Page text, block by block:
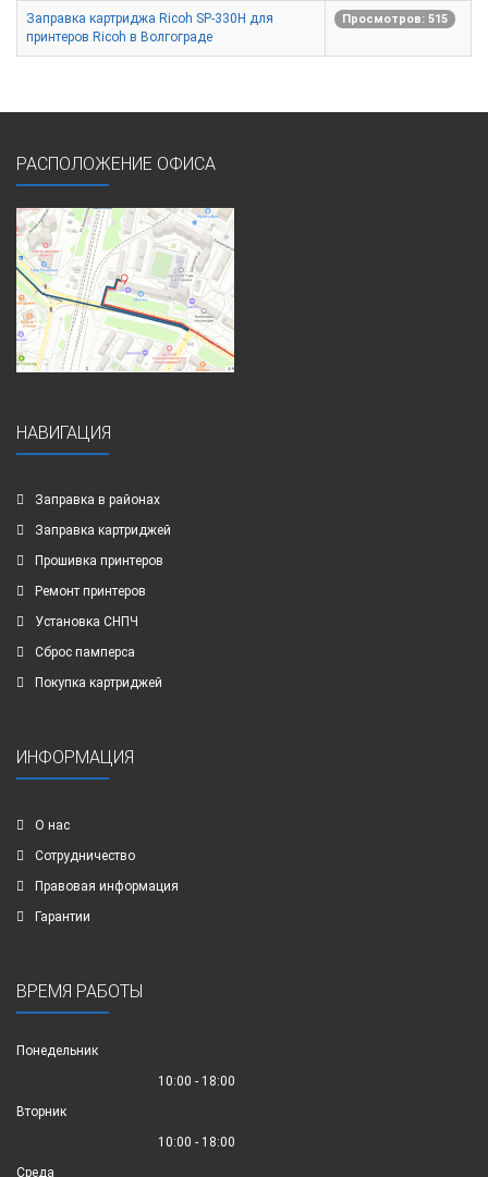
Заправка картриджа Ricoh SP-330H для
принтеров Ricoh в Волгограде
Просмотров: 515
РАСПОЛОЖЕНИЕ ОФИСА
НАВИГАЦИЯ
Заправка в районах
Заправка картриджей
Прошивка принтеров
Ремонт принтеров
Установка СНПЧ
Сброс памперса
Покупка картриджей
ИНФОРМАЦИЯ
О нас
Сотрудничество
Правовая информация
Гарантии
ВРЕМЯ РАБОТЫ
Понедельник
10:00 - 18:00
Вторник
10:00 - 18:00
Среда